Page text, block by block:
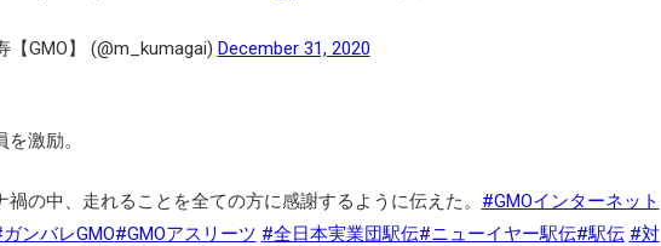
【GMO】 (@m_kumagai) December 31, 2020
激励。
禍の中、走れることを全ての方に感謝するように伝えた。 #GMOインターネット
ンバレGMO#GMOアスリーツ #全日本実業団駅伝#ニューイヤー駅伝#駅伝 #対